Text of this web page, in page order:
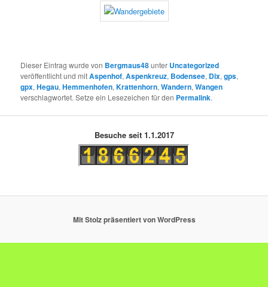
Dieser Eintrag wurde von Bergmaus48unter Uncategorized
veröffentlicht und mitAspenhof,Aspenkreuz, Bodensee, Dix,gps,
gpx,Hegau,Hemmenhofen,Krattenhorn,Wandern,Wangen
verschlagwortet. Setze ein Lesezeichen für den Permalink.
Besuche seit 1.1.2017
Mit Stolz präsentiert von WordPress